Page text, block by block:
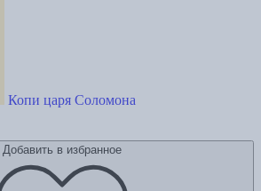
Копи царя Соломона
Добавить в избранное